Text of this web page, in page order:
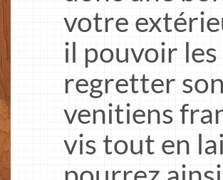
votre
il pouvoir
regretter
venitiens
vis tout en